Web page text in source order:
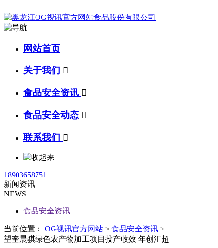
网站首页
关于我们 
食品安全资讯 
食品安全动态 
联系我们 
18903658751
新闻资讯
NEWS
食品安全资讯
当前位置： OG视讯官方网站 > 食品安全资讯 >
望奎晨骐绿色农产物加工项目投产收效 年创汇超